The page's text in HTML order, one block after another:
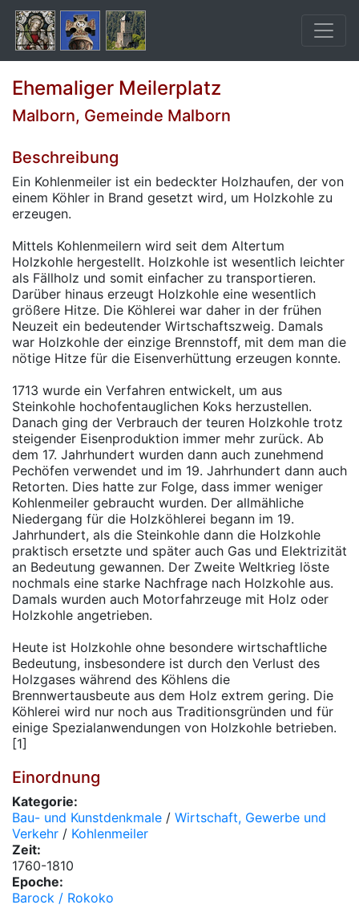
Ehemaliger Meilerplatz
Malborn, Gemeinde Malborn
Beschreibung
Ein Kohlenmeiler ist ein bedeckter Holzhaufen, der von
einem Köhler in Brand gesetzt wird, um Holzkohle zu
erzeugen.
Mittels Kohlenmeilern wird seit dem Altertum
Holzkohle hergestellt. Holzkohle ist wesentlich leichter
als Fällholz und somit einfacher zu transportieren.
Darüber hinaus erzeugt Holzkohle eine wesentlich
größere Hitze. Die Köhlerei war daher in der frühen
Neuzeit ein bedeutender Wirtschaftszweig. Damals
war Holzkohle der einzige Brennstoff, mit dem man die
nötige Hitze für die Eisenverhüttung erzeugen konnte.
1713 wurde ein Verfahren entwickelt, um aus
Steinkohle hochofentauglichen Koks herzustellen.
Danach ging der Verbrauch der teuren Holzkohle trotz
steigender Eisenproduktion immer mehr zurück. Ab
dem 17. Jahrhundert wurden dann auch zunehmend
Pechöfen verwendet und im 19. Jahrhundert dann auch
Retorten. Dies hatte zur Folge, dass immer weniger
Kohlenmeiler gebraucht wurden. Der allmähliche
Niedergang für die Holzköhlerei begann im 19.
Jahrhundert, als die Steinkohle dann die Holzkohle
praktisch ersetzte und später auch Gas und Elektrizität
an Bedeutung gewannen. Der Zweite Weltkrieg löste
nochmals eine starke Nachfrage nach Holzkohle aus.
Damals wurden auch Motorfahrzeuge mit Holz oder
Holzkohle angetrieben.
Heute ist Holzkohle ohne besondere wirtschaftliche
Bedeutung, insbesondere ist durch den Verlust des
Holzgases während des Köhlens die
Brennwertausbeute aus dem Holz extrem gering. Die
Köhlerei wird nur noch aus Traditionsgründen und für
einige Spezialanwendungen von Holzkohle betrieben.
[1]
Einordnung
Kategorie:
Bau- und Kunstdenkmale / Wirtschaft, Gewerbe und
Verkehr / Kohlenmeiler
Zeit:
1760-1810
Epoche:
Barock / Rokoko